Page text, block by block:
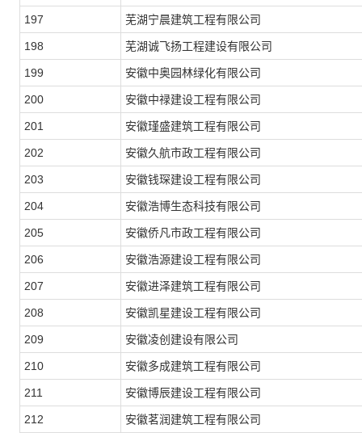
197 芜湖宁晨建筑工程有限公司
198 芜湖诚飞扬工程建设有限公司
199 安徽中奥园林绿化有限公司
200 安徽中禄建设工程有限公司
201 安徽瑾盛建筑工程有限公司
202 安徽久航市政工程有限公司
203 安徽钱琛建设工程有限公司
204 安徽浩博生态科技有限公司
205 安徽侨凡市政工程有限公司
206 安徽浩源建设工程有限公司
207 安徽进泽建筑工程有限公司
208 安徽凯星建设工程有限公司
209 安徽凌创建设有限公司
210 安徽多成建筑工程有限公司
211 安徽博辰建设工程有限公司
212 安徽茗润建筑工程有限公司